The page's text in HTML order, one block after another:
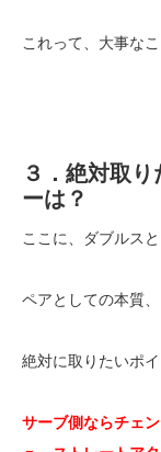
これって、大事なこ
３．絶対取
ーは？
ここに、ダブルス
ペアとしての本質
絶対に取りたいポ
サーブ側ならチェ